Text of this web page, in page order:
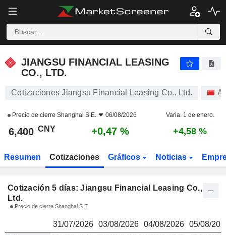
JIANGSU FINANCIAL LEASING CO., LTD. 6,400
JIANGSU FINANCIAL LEASING
CO., LTD.
Cotizaciones Jiangsu Financial Leasing Co., Ltd.
Precio de cierre Shanghai S.E. 06/08/2026 Varia. 1 de enero.
6,400 CNY +0,47 % +4,58 %
Resumen Cotizaciones Gráficos Noticias
Cotización 5 días: Jiangsu Financial Leasing Co.,
Ltd.
Precio de cierre Shanghai S.E.
31/07/2026 03/08/2026 04/08/2026 05/08/